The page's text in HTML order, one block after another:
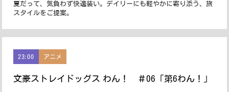
夏だって、気負わず快適装い。デイリーにも軽やかに寄り添う、旅
スタイルをご提案。
23:00 アニメ
文豪ストレイドッグス わん！ ＃06「第6わん！」